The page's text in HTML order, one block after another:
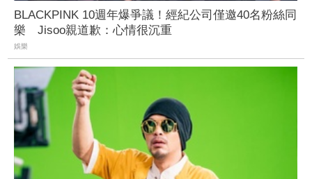
BLACKPINK 10週年爆爭議！經紀公司僅邀40名粉絲同
樂 Jisoo親道歉：心情很沉重
娛樂